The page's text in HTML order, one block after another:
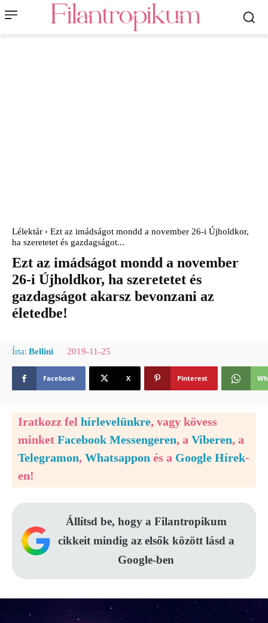
Lélektár
Ezt az imádságot mondd a november 26-i Újholdkor,
ha szeretetet és gazdagságot...
Ezt az imádságot mondd a november
26-i Újholdkor, ha szeretetet és
gazdagságot akarsz bevonzani az
életedbe!
Írta: Bellini 2019-11-25
Facebook X Pinterest
Iratkozz fel hírlevelünkre, vagy kövess
minket Facebook Messengeren, a Viberen, a
Telegramon, Whatsappon és a Google Hírek-
en!
Állítsd be, hogy a Filantropikum
cikkeit mindig az elsők között lásd a
Google-ben